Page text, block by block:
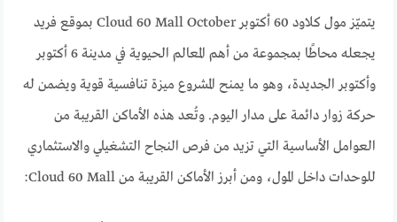
يتميّز مول كلاود 60 أكتوبر Cloud 60 Mall October بموقع فريد
يجعله محاطًا بمجموعة من أهم المعالم الحيوية في مدينة 6 أكتوبر
وأكتوبر الجديدة، وهو ما يمنح المشروع ميزة تنافسية قوية ويضمن له
حركة زوار دائمة على مدار اليوم. وتُعد هذه الأماكن القريبة من
العوامل الأساسية التي تزيد من فرص النجاح التشغيلي والاستثماري
للوحدات داخل المول، ومن أبرز الأماكن القريبة من Cloud 60 Mall: